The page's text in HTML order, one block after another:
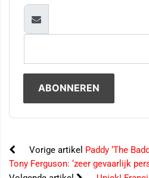
Vorige artikel Paddy ‘The
Tony Ferguson: ‘zeer gevaarlijk